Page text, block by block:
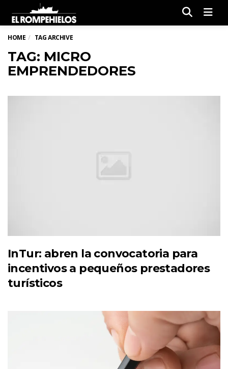
HOME TAG ARCHIVE
TAG: MICRO
EMPRENDEDORES
InTur: abren la convocatoria para
incentivos a pequeños prestadores
turísticos